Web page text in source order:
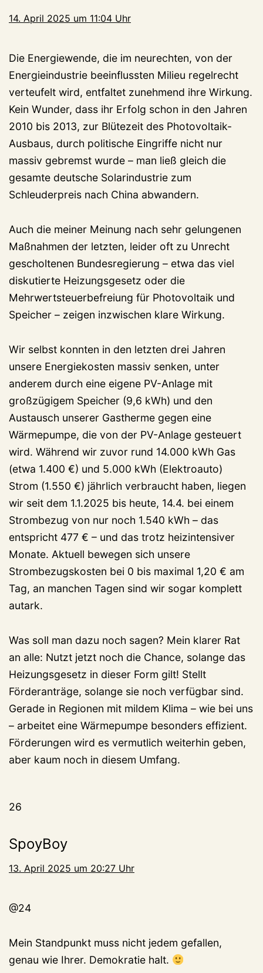
14. April 2025 um 11:04 Uhr
Die Energiewende, die im neurechten, von der
Energieindustrie beeinflussten Milieu regelrecht
verteufelt wird, entfaltet zunehmend ihre Wirkung.
Kein Wunder, dass ihr Erfolg schon in den Jahren
2010 bis 2013, zur Blütezeit des Photovoltaik-
Ausbaus, durch politische Eingriffe nicht nur
massiv gebremst wurde – man ließ gleich die
gesamte deutsche Solarindustrie zum
Schleuderpreis nach China abwandern.
Auch die meiner Meinung nach sehr gelungenen
Maßnahmen der letzten, leider oft zu Unrecht
gescholtenen Bundesregierung – etwa das viel
diskutierte Heizungsgesetz oder die
Mehrwertsteuerbefreiung für Photovoltaik und
Speicher – zeigen inzwischen klare Wirkung.
Wir selbst konnten in den letzten drei Jahren
unsere Energiekosten massiv senken, unter
anderem durch eine eigene PV-Anlage mit
großzügigem Speicher (9,6 kWh) und den
Austausch unserer Gastherme gegen eine
Wärmepumpe, die von der PV-Anlage gesteuert
wird. Während wir zuvor rund 14.000 kWh Gas
(etwa 1.400 €) und 5.000 kWh (Elektroauto)
Strom (1.550 €) jährlich verbraucht haben, liegen
wir seit dem 1.1.2025 bis heute, 14.4. bei einem
Strombezug von nur noch 1.540 kWh – das
entspricht 477 € – und das trotz heizintensiver
Monate. Aktuell bewegen sich unsere
Strombezugskosten bei 0 bis maximal 1,20 € am
Tag, an manchen Tagen sind wir sogar komplett
autark.
Was soll man dazu noch sagen? Mein klarer Rat
an alle: Nutzt jetzt noch die Chance, solange das
Heizungsgesetz in dieser Form gilt! Stellt
Förderanträge, solange sie noch verfügbar sind.
Gerade in Regionen mit mildem Klima – wie bei uns
– arbeitet eine Wärmepumpe besonders effizient.
Förderungen wird es vermutlich weiterhin geben,
aber kaum noch in diesem Umfang.
26
SpoyBoy
13. April 2025 um 20:27 Uhr
@24
Mein Standpunkt muss nicht jedem gefallen,
genau wie Ihrer. Demokratie halt.